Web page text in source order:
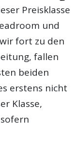
Preisklasse
und
fort zu den
fallen
beiden
erstens nicht
Klasse,